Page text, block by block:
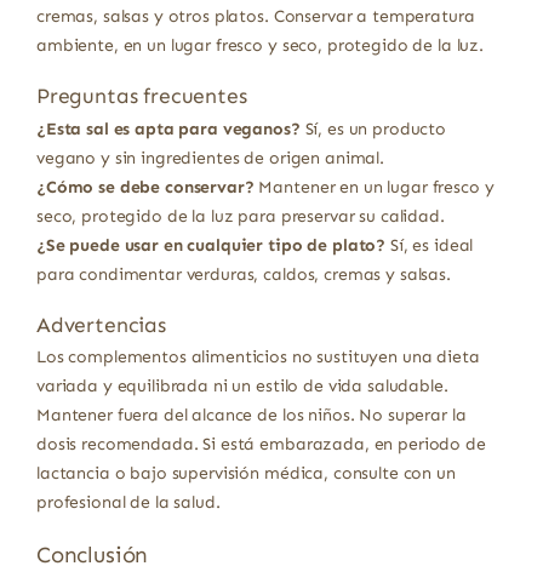
cremas, salsas y otros platos. Conservar a temperatura
ambiente, en un lugar fresco y seco, protegido de la luz.
Preguntas frecuentes
¿Esta sal es apta para veganos? Sí, es un producto
vegano y sin ingredientes de origen animal.
¿Cómo se debe conservar? Mantener en un lugar fresco y
seco, protegido de la luz para preservar su calidad.
¿Se puede usar en cualquier tipo de plato? Sí, es ideal
para condimentar verduras, caldos, cremas y salsas.
Advertencias
Los complementos alimenticios no sustituyen una dieta
variada y equilibrada ni un estilo de vida saludable.
Mantener fuera del alcance de los niños. No superar la
dosis recomendada. Si está embarazada, en periodo de
lactancia o bajo supervisión médica, consulte con un
profesional de la salud.
Conclusión